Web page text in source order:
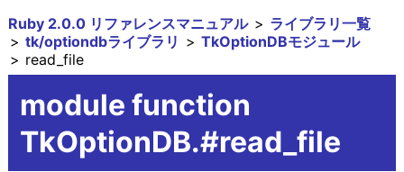
Ruby 2.0.0 リファレンスマニュアル
ライブラリ一覧
tk/optiondbライブラリ
TkOptionDBモジュール
read_file
module function
TkOptionDB.#read_file